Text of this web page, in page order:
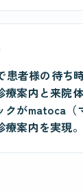
患者様の待ち
案内と来院
クがmatoca（
案内を実現。